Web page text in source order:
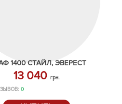
1400 СТАЙЛ, ЭВЕРЕСТ
13 040 грн.
0